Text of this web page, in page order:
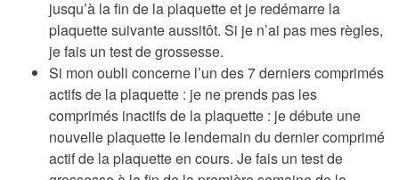
jusqu’à la fin de la plaquette et je redémarre la
plaquette suivante aussitôt. Si je n’ai pas mes règles,
je fais un test de grossesse.
Si mon oubli concerne l’un des 7 derniers comprimés
actifs de la plaquette : je ne prends pas les
comprimés inactifs de la plaquette : je débute une
nouvelle plaquette le lendemain du dernier comprimé
actif de la plaquette en cours. Je fais un test de